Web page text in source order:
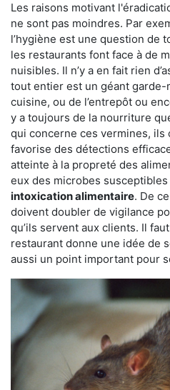
Les raisons motivant
ne sont pas moindres. Par
l’hygiène est une question de
les restaurants font face à de
nuisibles. Il n’y a en fait rien
tout entier est un géant garde-
cuisine, ou de l’entrepôt ou
y a toujours de la nourriture
qui concerne ces vermines,
favorise des détections
atteinte à la propreté des
eux des microbes
intoxication alimentaire. De
doivent doubler de vigilance
qu’ils servent aux clients. Il
restaurant donne une idée de
aussi un point important pour